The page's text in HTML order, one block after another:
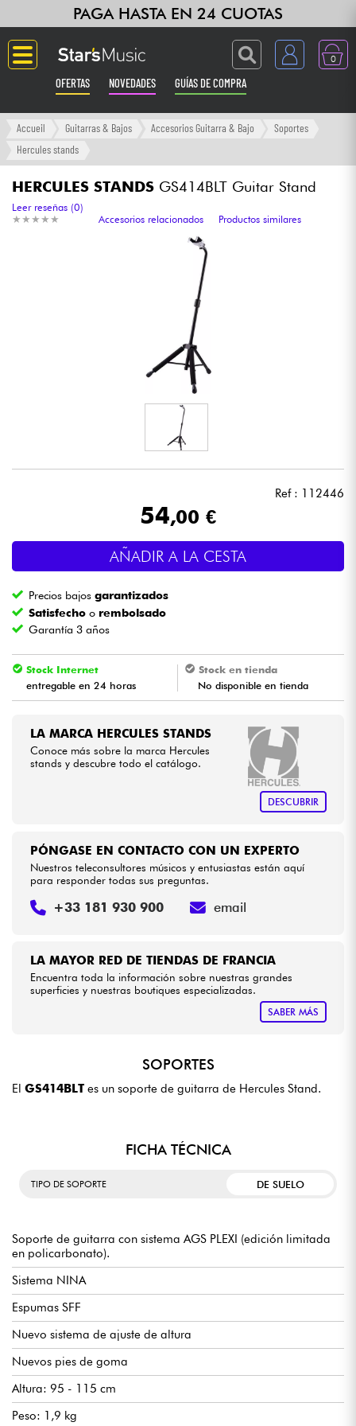
PAGA HASTA EN 24 CUOTAS
0
OFERTAS NOVEDADES GUÍAS DE COMPRA
Langue
Ampli & Efectos
Luces
Vientos
Violines y cuarteto
Cables & Acces.
Ver nuestras marcas
Accueil Guitarras & Bajos Accesorios Guitarra & Bajo
Soportes
Hercules stands
HERCULES STANDS GS414BLT Guitar Stand
★ ★ ★ ★ ★
★ ★ ★ ★ ★
Leer reseñas (0)
Accesorios relacionados
Productos similares
Ref : 112446
54,00 €
AÑADIR A LA CESTA
Precios bajosgarantizados
Satisfecho o rembolsado
Garantía 3 años
Stock Internet
entregable en 24 horas
Stock en tienda
No disponible en tienda
LA MARCA HERCULES STANDS
Conoce más sobre la marca Hercules
stands y descubre todo el catálogo.
DESCUBRIR
LA MAYOR RED DE TIENDAS DE FRANCIA
Encuentra toda la información sobre nuestras grandes
superficies y nuestras boutiques especializadas.
SABER MÁS
PÓNGASE EN CONTACTO CON UN EXPERTO
Nuestros teleconsultores músicos y entusiastas están aquí
para responder todas sus preguntas.
+33 181 930 900 email
SOPORTES
El GS414BLT es un soporte de guitarra de Hercules Stand.
FICHA TÉCNICA
TIPO DE SOPORTE DE SUELO
Soporte de guitarra con sistema AGS PLEXI (edición limitada
en policarbonato).
Sistema NINA
Espumas SFF
Nuevo sistema de ajuste de altura
Nuevos pies de goma
Altura: 95 - 115 cm
Peso: 1,9 kg